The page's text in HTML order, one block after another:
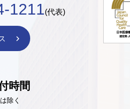
1211(代表)
時間
除く